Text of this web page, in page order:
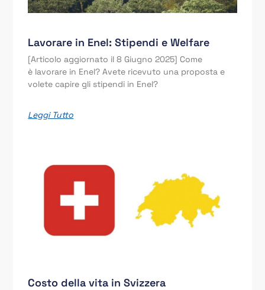
Lavorare in Enel: Stipendi e Welfare
[Articolo aggiornato il 8 Giugno 2025] Come
è lavorare in Enel? Avete ricevuto una proposta e
volete capire gli stipendi in Enel?
Leggi Tutto
Costo della vita in Svizzera